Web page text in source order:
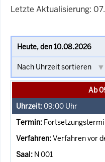
Letzte Aktualisierung:
Ab
09:00 Uhr
Verfahren vor
N 001